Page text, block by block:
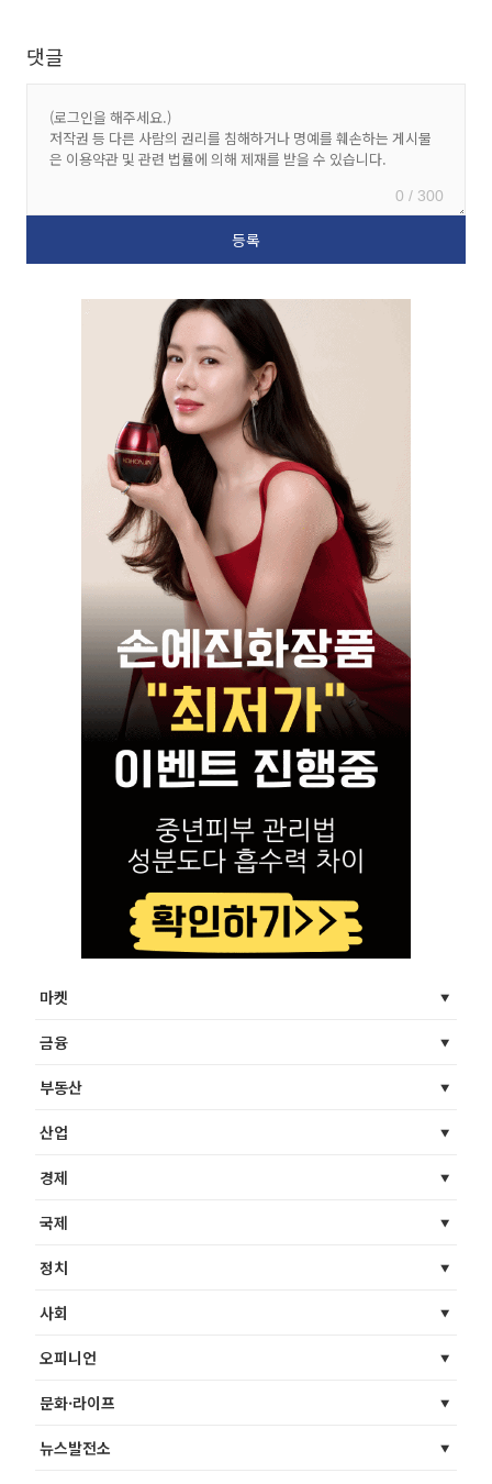
댓글
0 / 300
마켓
금융
부동산
산업
경제
국제
정치
사회
오피니언
문화·라이프
뉴스발전소